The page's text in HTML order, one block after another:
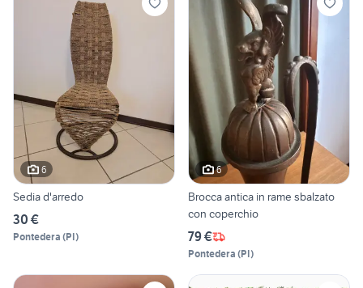
6
Sedia d'arredo
30 €
Pontedera (PI)
6
Brocca antica in rame sbalzato
con coperchio
79 €
Pontedera (PI)